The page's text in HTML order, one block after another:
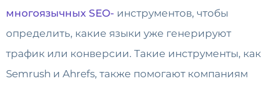
многоязычных SEO- инструментов, чтобы
определить, какие языки уже генерируют
трафик или конверсии. Такие инструменты, как
Semrush и Ahrefs, также помогают компаниям